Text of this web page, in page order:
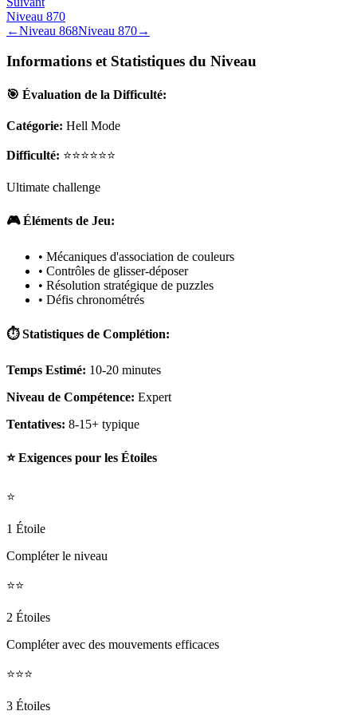
Niveau 870
←Niveau 868Niveau 870→
Informations et Statistiques du Niveau
🎯 Évaluation de la Difficulté:
Catégorie: Hell Mode
Difficulté: ⭐⭐⭐⭐⭐⭐
Ultimate challenge
🎮 Éléments de Jeu:
• Mécaniques d'association de couleurs
• Contrôles de glisser-déposer
• Résolution stratégique de puzzles
• Défis chronométrés
⏱️ Statistiques de Complétion:
Temps Estimé: 10-20 minutes
Niveau de Compétence: Expert
Tentatives: 8-15+ typique
⭐ Exigences pour les Étoiles
⭐
1 Étoile
Compléter le niveau
⭐⭐
2 Étoiles
Compléter avec des mouvements efficaces
⭐⭐⭐
3 Étoiles